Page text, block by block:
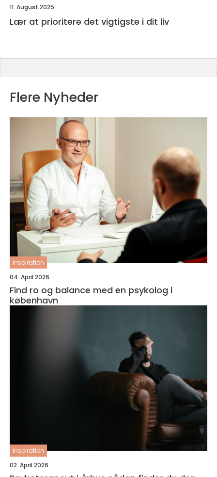
11. August 2025
Lær at prioritere det vigtigste i dit liv
Flere Nyheder
inspiration
04. April 2026
Find ro og balance med en psykolog i
københavn
inspiration
02. April 2026